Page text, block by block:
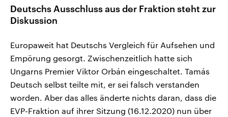
Deutschs Ausschluss aus der Fraktion steht zur
Diskussion
Europaweit hat Deutschs Vergleich für Aufsehen und
Empörung gesorgt. Zwischenzeitlich hatte sich
Ungarns Premier Viktor Orbán eingeschaltet. Tamás
Deutsch selbst teilte mit, er sei falsch verstanden
worden. Aber das alles änderte nichts daran, dass die
EVP-Fraktion auf ihrer Sitzung (16.12.2020) nun über